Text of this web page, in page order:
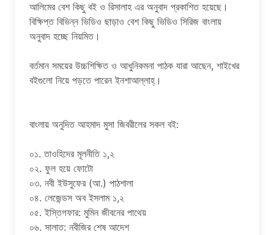
আলিমের বেশ কিছু বই ও রিসালাহ এর অনুবাদ প্রকাশিত হয়েছে।
বিক্ষিপ্ত বিভিন্ন ভিডিও ছাড়াও বেশ কিছু ভিডিও সিরিজ বাংলায়
অনুবাদ হচ্ছে নিয়মিত।
বর্তমান সময়ের উচ্চশিক্ষিত ও আধুনিকমনা পাঠক যারা আছেন, শাইখের
বইগুলো নিয়ে পড়তে পারেন ইনশাআল্লাহ্।
বাংলায় অনুদিত আহমাদ মুসা জিবরীলের সকল বই:
০১. তাওহিদের মূলনীতি ১,২
০২. ফুল হয়ে ফোটো
০৩. নবী ইউসুফের (আ.) পাঠশালা
০৪. লেজেন্ডস অব ইসলাম ১,২
০৫. ইস্তিগফার: মুমিন জীবনের পাথেয়
০৬. সালাত: নবীজির শেষ আদেশ